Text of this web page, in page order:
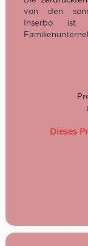
von den
Inserbo ist
mit
feinsten
als Juwel
auch von den
Dieses